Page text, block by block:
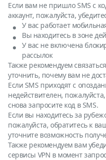
Если вам не пришло SMS с
аккаунт, пожалуйста,
У вас работает
Вы находитесь в зоне
У вас не включена
рассылок
Также рекомендуем
уточнить, почему вам не
Если SMS приходят с
недействителен,
снова запросите код в SMS.
Если вы находитесь за
пожалуйста, обратитесь к
уточните возможность
Также рекомендуем вам
сервисы VPN в момент